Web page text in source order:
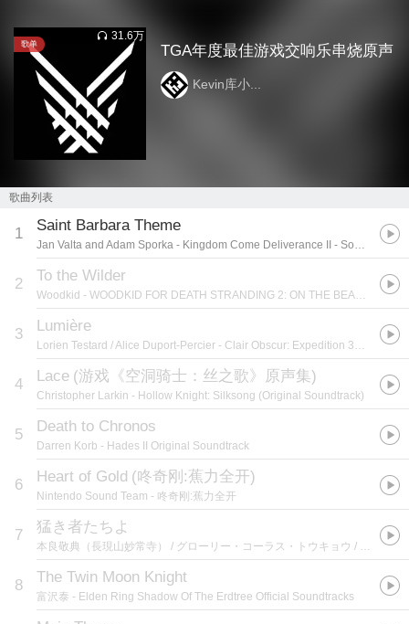
歌单
31.6万
TGA年度最佳游戏交响乐串烧原声
Kevin库小...
歌曲列表
1 Saint Barbara Theme
Jan Valta and Adam Sporka - Kingdom Come Deliverance II - Soundtrack Essentials
2 To the Wilder
Woodkid - WOODKID FOR DEATH STRANDING 2: ON THE BEACH
3 Lumière
Lorien Testard / Alice Duport-Percier - Clair Obscur: Expedition 33 (Original Soundtrack)
4 Lace (游戏《空洞骑士：丝之歌》原声集)
Christopher Larkin - Hollow Knight: Silksong (Original Soundtrack)
5 Death to Chronos
Darren Korb - Hades II Original Soundtrack
6 Heart of Gold (咚奇刚:蕉力全开)
Nintendo Sound Team - 咚奇刚:蕉力全开
7 猛き者たちよ
本良敬典（長現山妙常寺） / グローリー・コーラス・トウキョウ / アトラスサウンドチーム
8 The Twin Moon Knight
富沢泰 - Elden Ring Shadow Of The Erdtree Official Soundtracks